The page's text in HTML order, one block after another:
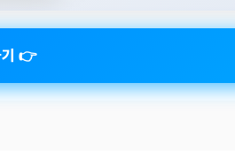
기 👉